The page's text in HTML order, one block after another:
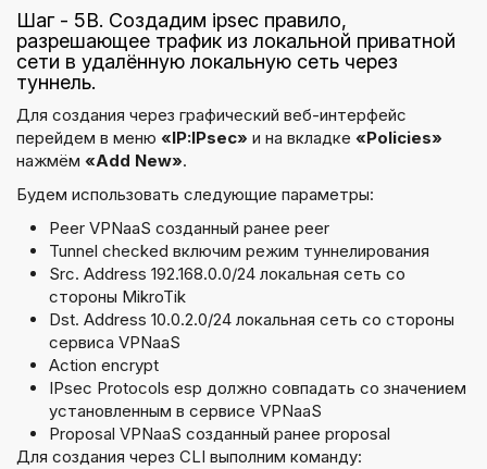
Шаг - 5B. Создадим ipsec правило,
разрешающее трафик из локальной приватной
сети в удалённую локальную сеть через
туннель.
Для создания через графический веб-интерфейс
перейдем в меню «IP:IPsec» и на вкладке «Policies»
нажмём «Add New».
Будем использовать следующие параметры:
Peer VPNaaS созданный ранее peer
Tunnel checked включим режим туннелирования
Src. Address 192.168.0.0/24 локальная сеть со
стороны MikroTik
Dst. Address 10.0.2.0/24 локальная сеть со стороны
сервиса VPNaaS
Action encrypt
IPsec Protocols esp должно совпадать со значением
установленным в сервисе VPNaaS
Proposal VPNaaS созданный ранее proposal
Для создания через CLI выполним команду: